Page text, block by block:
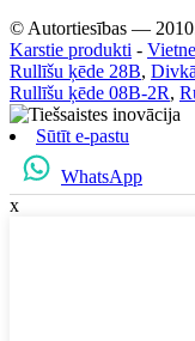
© Autortiesības —
Karstie produkti -
Rullīšu ķēde 28B,
Rullīšu ķēde 08B-2R,
Sūtīt e-pastu
WhatsApp
x